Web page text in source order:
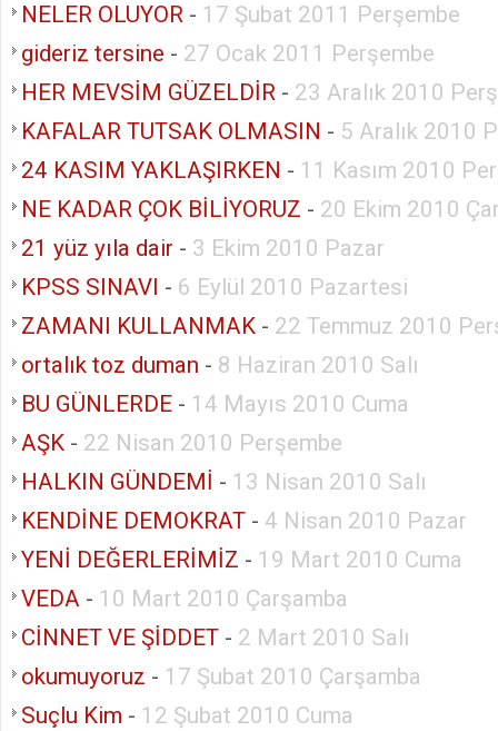
NELER OLUYOR - 17 Şubat 2011 Perşembe
gideriz tersine - 27 Ocak 2011 Perşembe
HER MEVSİM GÜZELDİR - 23 Aralık 2010
KAFALAR TUTSAK OLMASIN - 5 Aralık 2010
24 KASIM YAKLAŞIRKEN - 11 Kasım 2010
NE KADAR ÇOK BİLİYORUZ - 20 Ekim 2010
21 yüz yıla dair - 3 Ekim 2010 Pazar
KPSS SINAVI - 6 Eylül 2010 Pazartesi
ZAMANI KULLANMAK - 22 Temmuz 2010
ortalık toz duman - 8 Haziran 2010 Salı
BU GÜNLERDE - 14 Mayıs 2010 Cuma
AŞK - 22 Nisan 2010 Perşembe
HALKIN GÜNDEMİ - 13 Nisan 2010 Salı
KENDİNE DEMOKRAT - 4 Nisan 2010 Pazar
YENİ DEĞERLERİMİZ - 19 Mart 2010 Cuma
VEDA - 10 Mart 2010 Çarşamba
CİNNET VE ŞİDDET - 2 Mart 2010 Salı
okumuyoruz - 17 Şubat 2010 Çarşamba
Suçlu Kim - 12 Şubat 2010 Cuma